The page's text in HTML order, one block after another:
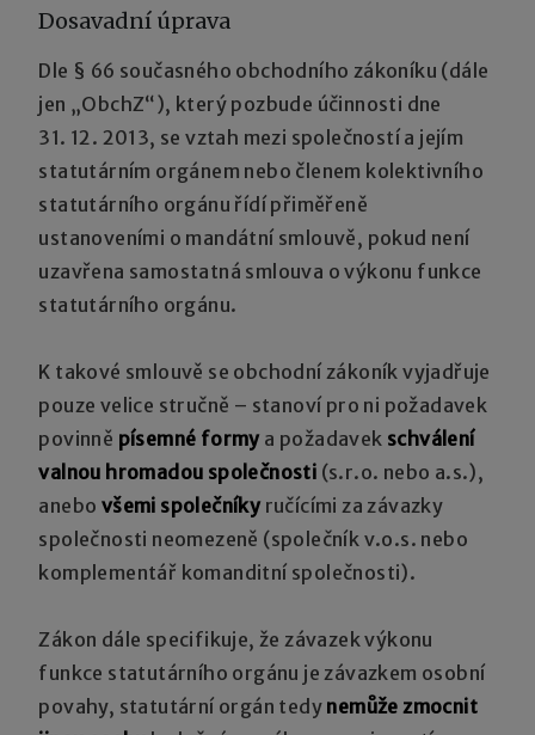
Dosavadní úprava
Dle § 66 současného obchodního zákoníku (dále
jen „ObchZ“), který pozbude účinnosti dne
31. 12. 2013, se vztah mezi společností a jejím
statutárním orgánem nebo členem kolektivního
statutárního orgánu řídí přiměřeně
ustanoveními o mandátní smlouvě, pokud není
uzavřena samostatná smlouva o výkonu funkce
statutárního orgánu.
K takové smlouvě se obchodní zákoník vyjadřuje
pouze velice stručně – stanoví pro ni požadavek
povinně písemné formya požadavek schválení
valnou hromadou společnosti (s.r.o. nebo a.s.),
anebo všemi společníkyručícími za závazky
společnosti neomezeně (společník v.o.s. nebo
komplementář komanditní společnosti).
Zákon dále specifikuje, že závazek výkonu
funkce statutárního orgánu je závazkem osobní
povahy, statutární orgán tedy nemůže zmocnit